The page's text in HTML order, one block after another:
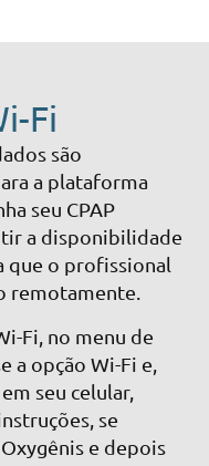
Fi
são
a plataforma
seu CPAP
a disponibilidade
que o profissional
remotamente.
Fi, no menu de
a opção Wi-Fi e,
seu celular,
se
e depois